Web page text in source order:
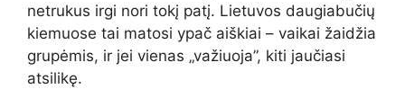
netrukus irgi nori tokį patį. Lietuvos daugiabučių
kiemuose tai matosi ypač aiškiai – vaikai žaidžia
grupėmis, ir jei vienas „važiuoja”, kiti jaučiasi
atsilikę.